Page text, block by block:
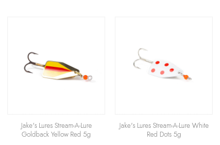
Jake's Lures Spin-A-Lure Neon Red 19g
Schockt und verlockt große Raubfische: Der Spin-A-
Lure von Jake's Lures mit einem Gewicht von 19
Gra..
€ 8,99
+ Warenkorb
Jake's Lures Wobbler Neon Red 10g
Jake's Lures Stream-A-Lure
Goldback Yellow Red 5g
Jake's Lures Stream-A-Lure White
Red Dots 5g